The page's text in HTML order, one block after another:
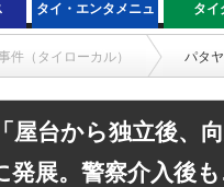
タイ・エンタメニュ
ース
タイ
件（タイローカル） パタ
屋台から独立後、
発展。警察介入後も